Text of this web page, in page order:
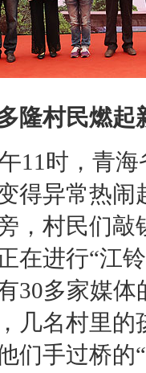
隆村民燃起
时，青海
得异常热
，村民们
在进行“江铃
30多家媒体
几名村里
们手过桥